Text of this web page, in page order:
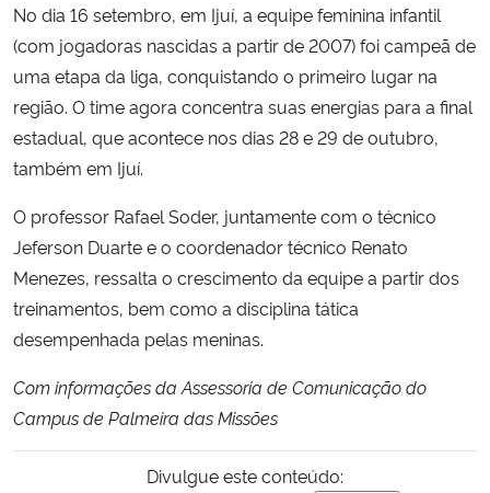
Planalto
No dia 16 setembro, em Ijuí, a equipe feminina infantil
(com jogadoras nascidas a partir de 2007) foi campeã de
uma etapa da liga, conquistando o primeiro lugar na
região. O time agora concentra suas energias para a final
estadual, que acontece nos dias 28 e 29 de outubro,
também em Ijuí.
O professor Rafael Soder, juntamente com o técnico
Jeferson Duarte e o coordenador técnico Renato
Menezes, ressalta o crescimento da equipe a partir dos
treinamentos, bem como a disciplina tática
desempenhada pelas meninas.
Com informações da Assessoria de Comunicação do
Campus de Palmeira das Missões
Divulgue este conteúdo: